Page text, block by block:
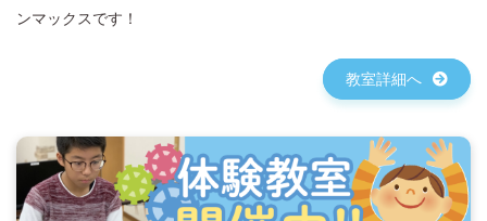
ンマックスです！
教室詳細へ